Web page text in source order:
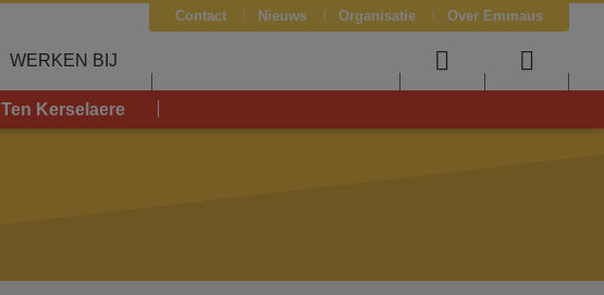
Contact Nieuws Organisatie Over Emmaus
WERKEN BIJ
User
menu
menu
Ten Kerselaere